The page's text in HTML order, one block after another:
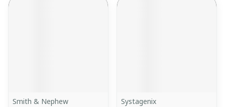
Smith & Nephew
Systagenix